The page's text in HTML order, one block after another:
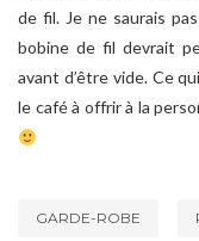
de fil. Je ne saurais
bobine de fil devrait
avant d’être vide. Ce
le café à offrir à la
GARDE-ROBE